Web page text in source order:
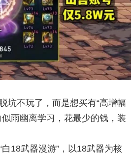
坑不玩了，而是想买有“高增幅
雨幽离学习，花最少的钱，装
18武器漫游”，以18武器为核